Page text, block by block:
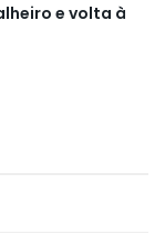
e volta à